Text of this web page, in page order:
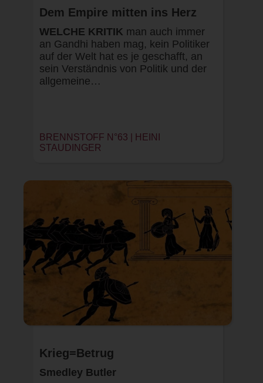
Dem Empire mitten ins Herz
WELCHE KRITIK man auch immer
an Gandhi haben mag, kein Politiker
auf der Welt hat es je geschafft, an
sein Verständnis von Politik und der
allgemeine…
BRENNSTOFF N°63 |
HEINI
STAUDINGER
Krieg=Betrug
Smedley Butler